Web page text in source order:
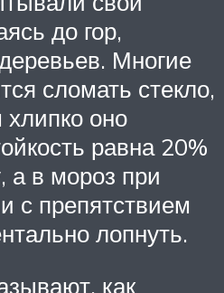
до гор,
Многие
сломать стекло,
хлипко оно
равна 20%
а в мороз при
с препятствием
лопнуть.
как